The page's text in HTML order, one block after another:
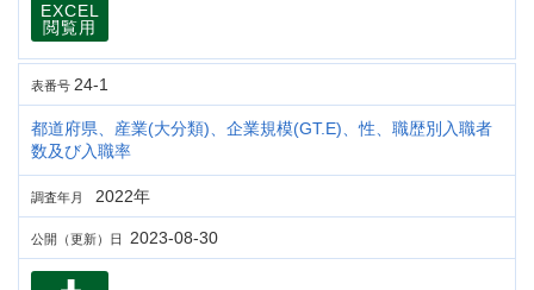
EXCEL
閲覧用
表番号 24-1
都道府県、産業(大分類)、企業規模(GT.E)、性、職歴別入職者
数及び入職率
調査年月 2022年
公開（更新）日 2023-08-30